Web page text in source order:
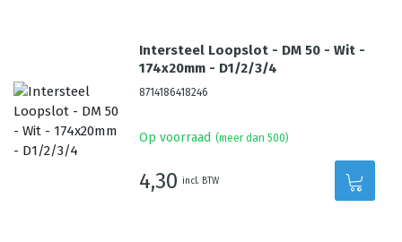
Intersteel Loopslot - DM 50 - Wit -
174x20mm - D1/2/3/4
8714186418246
Op voorraad (meer dan 500)
4,30 incl. BTW